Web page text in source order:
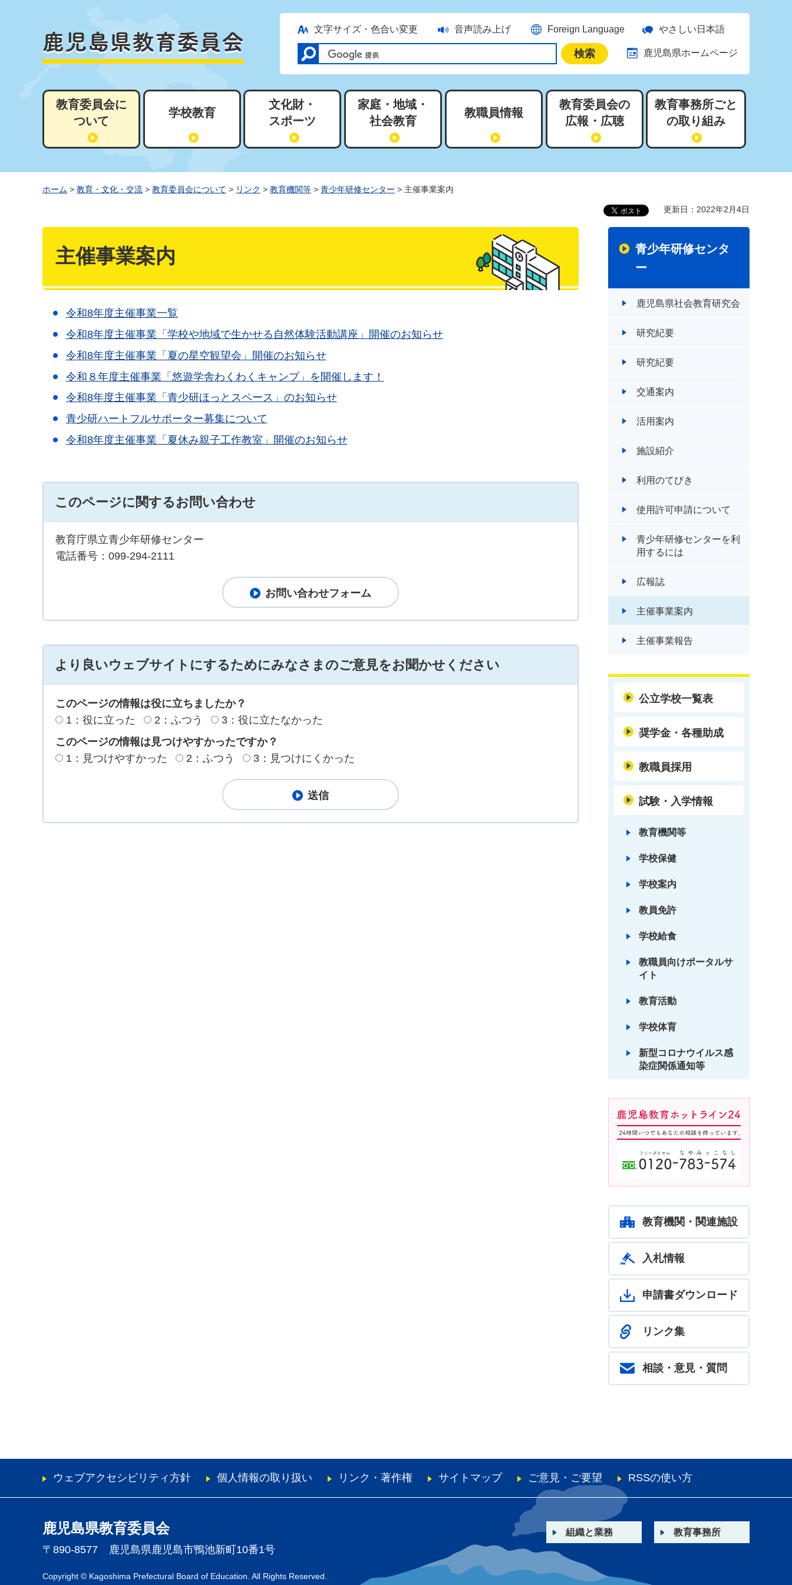
文字サイズ・色合い変更 音声読み上げ Foreign Language やさしい日本語
鹿児島県ホームページ
教育委員会に
ついて
学校教育
文化財・
スポーツ
家庭・地域・
社会教育
教職員情報
教育委員会の
広報・広聴
教育事務所ごと
の取り組み
ホーム > 教育・文化・交流 > 教育委員会について > リンク > 教育機関等 > 青少年研修センター > 主催事業案内
更新日：2022年2月4日
主催事業案内
令和8年度主催事業一覧
令和8年度主催事業「学校や地域で生かせる自然体験活動講座」開催のお知らせ
令和8年度主催事業「夏の星空観望会」開催のお知らせ
令和８年度主催事業「悠遊学舎わくわくキャンプ」を開催します！
令和8年度主催事業「青少研ほっとスペース」のお知らせ
青少研ハートフルサポーター募集について
令和8年度主催事業「夏休み親子工作教室」開催のお知らせ
このページに関するお問い合わせ
教育庁県立青少年研修センター
電話番号：099-294-2111
より良いウェブサイトにするためにみなさまのご意見をお聞かせください
このページの情報は役に立ちましたか？
1：役に立った
2：ふつう
3：役に立たなかった
このページの情報は見つけやすかったですか？
1：見つけやすかった
2：ふつう 3：見つけにくかった
青少年研修センタ
ー
鹿児島県社会教育研究会
研究紀要
研究紀要
交通案内
活用案内
施設紹介
利用のてびき
使用許可申請について
青少年研修センターを利
用するには
広報誌
主催事業案内
主催事業報告
公立学校一覧表
奨学金・各種助成
教職員採用
試験・入学情報
教育機関等
学校保健
学校案内
教員免許
学校給食
教職員向けポータルサ
イト
教育活動
学校体育
新型コロナウイルス感
染症関係通知等
鹿児島教育ホットライン24
24時間いつでもあなたの相談
を待っています。フリーダイ
ヤル：0120-783-574
教育機関・関連施設
入札情報
申請書ダウンロード
リンク集
相談・意見・質問
ウェブアクセシビリティ方針 個人情報の取り扱い リンク・著作権 サイトマップ ご意見・ご要望 RSSの使い方
組織と業務 教育事務所
鹿児島県教育委員会
〒890-8577 鹿児島県鹿児島市鴨池新町10番1号
Copyright © Kagoshima Prefectural Board of Education. All Rights Reserved.